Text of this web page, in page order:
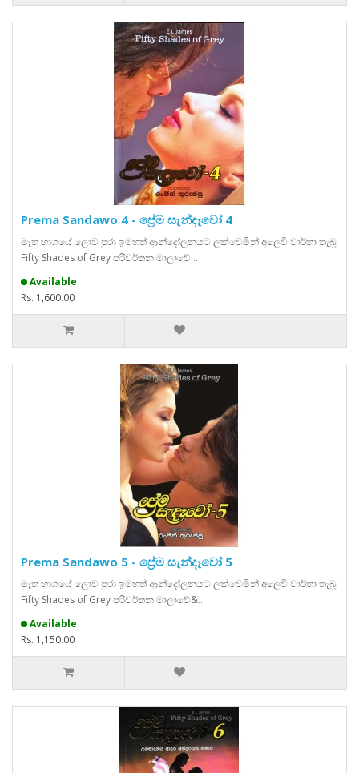
Prema Sandawo 4 - ප්‍රේම සැන්දෑවෝ 4
මෑත භාගයේ ලොව පුරා ඉමහත් ආන්දෝලනයට ලක්වෙමින් අලෙවි වාර්තා තැබූ
Fifty Shades of Grey පරිවර්තන මාලාවේ ..
Available
Rs. 1,600.00
Prema Sandawo 5 - ප්‍රේම සැන්දෑවෝ 5
මෑත භාගයේ ලොව පුරා ඉමහත් ආන්දෝලනයට ලක්වෙමින් අලෙවි වාර්තා තැබූ
Fifty Shades of Grey පරිවර්තන මාලාවේ&..
Available
Rs. 1,150.00